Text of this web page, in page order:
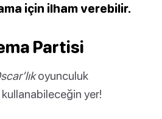
için ilham verebilir.
Partisi
oyunculuk
yer!